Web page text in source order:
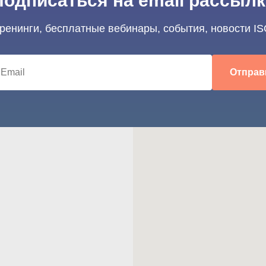
бесплатные вебинары, события, новости